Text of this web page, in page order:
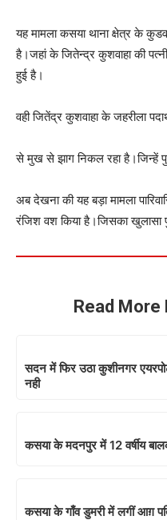
यह मामला कसया थाना क्षेत्र के
है।जहां के जितेन्द्र कुशवाहा की
हुई है।
वही जितेंद्र कुशवाहा के जहरीला
से मुख से झाग निकल रहा है।जिन्हें
अब देखना की यह बड़ा मामला
रंजिश वश किया है।जिसका खुलासा
Read More
सदन में फिर उठा कुशीनगर
नही
कसया के मदनपुर में 12 वर्षीय
कसया के गाँव डुमरी में लगीं आग़